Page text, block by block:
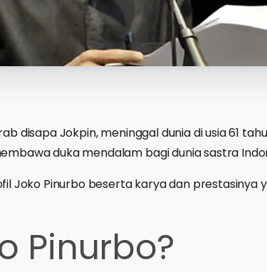
disapa Jokpin, meninggal dunia di usia 61
duka mendalam bagi dunia sastra
Joko Pinurbo beserta karya dan prestasinya
Pinurbo?